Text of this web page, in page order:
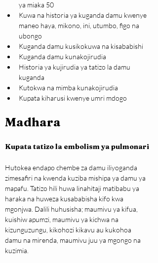
ya miaka 50
Kuwa na historia ya kuganda damu kwenye
maneo haya, mikono, ini, utumbo, figo na
ubongo
Kuganda damu kusikokuwa na kisababishi
Kuganda damu kunakojirudia
Historia ya kujirudia ya tatizo la damu
kuganda
Kutokwa na mimba kunakojirudia
Kupata kiharusi kwenye umri mdogo
Madhara
Kupata tatizo la embolism ya pulmonari
Hutokea endapo chembe za damu iliyoganda
zimesafiri na kwenda kuziba mishipa ya damu ya
mapafu. Tatizo hili huwa linahitaji matibabu ya
haraka na huweza kusababisha kifo kwa
mgonjwa. Dalili huhusisha; maumivu ya kifua,
kuishiw apumzi, maumivu ya kichwa na
kizunguzungu, kikohozi kikavu au kukohoa
damu na mirenda, maumivu juu ya mgongo na
kuzimia.